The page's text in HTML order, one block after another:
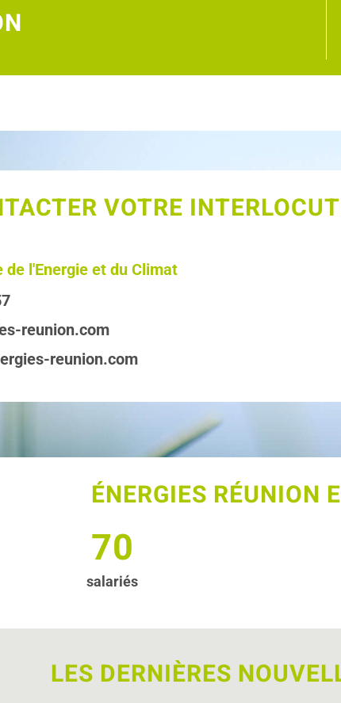
VOTRE
de l'Energie et du Climat
reunion.com
reunion.com
ÉNERGIES RÉUNION
70
salariés
LES DERNIÈRES